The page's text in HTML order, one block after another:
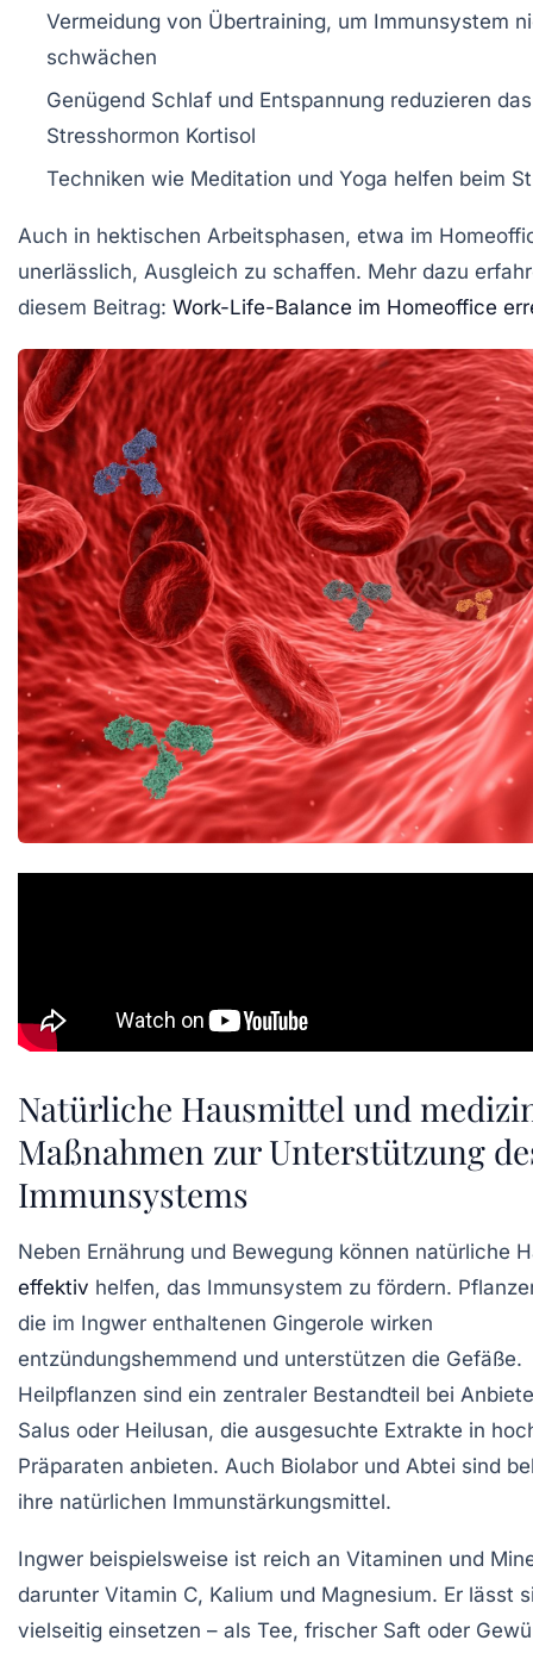
Vermeidung von Übertraining, um Immunsystem
schwächen
Genügend Schlaf und Entspannung reduzieren das
Stresshormon Kortisol
Techniken wie Meditation und Yoga helfen beim
Auch in hektischen Arbeitsphasen, etwa im
unerlässlich, Ausgleich zu schaffen. Mehr dazu
diesem Beitrag: Work-Life-Balance im Homeoffice
Natürliche Hausmittel und
Maßnahmen zur Unterstützung
Immunsystems
Neben Ernährung und Bewegung können natürliche
effektiv helfen, das Immunsystem zu fördern.
die im Ingwer enthaltenen Gingerole wirken
entzündungshemmend und unterstützen die Gefäße.
Heilpflanzen sind ein zentraler Bestandteil bei
Salus oder Heilusan, die ausgesuchte Extrakte in
Präparaten anbieten. Auch Biolabor und Abtei sind
ihre natürlichen Immunstärkungsmittel.
Ingwer beispielsweise ist reich an Vitaminen und
darunter Vitamin C, Kalium und Magnesium. Er lässt
vielseitig einsetzen – als Tee, frischer Saft oder